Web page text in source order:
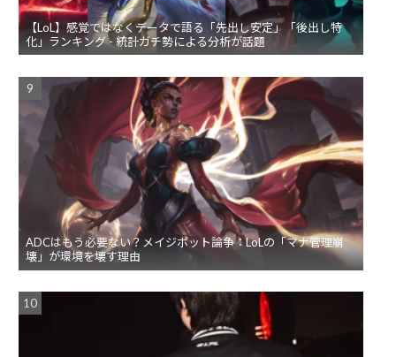
【LoL】感覚ではなくデータで語る「先出し安定」「後出し特
化」ランキング - 統計ガチ勢による分析が話題
ADCはもう必要ない？メイジボット論争：LoLの「マナ管理崩
壊」が環境を壊す理由